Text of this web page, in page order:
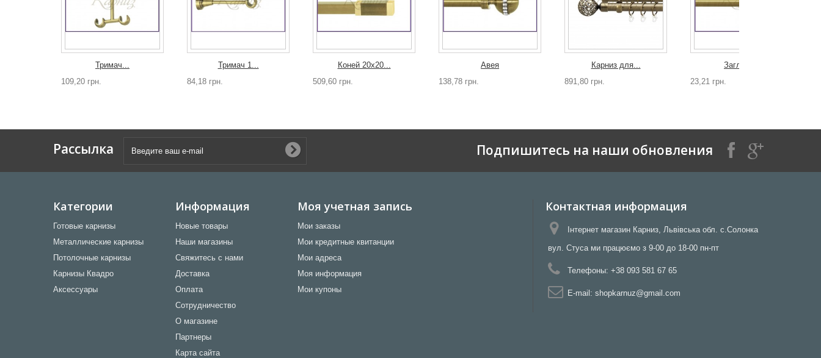
Тримач...
109,20 грн.
Тримач 1...
84,18 грн.
Коней 20х20...
509,60 грн.
Авея
138,78 грн.
Карниз для...
891,80 грн.
Заглушка
23,21 грн.
Рассылка Подпишитесь на наши обновления
Категории
Готовые карнизы
Металлические карнизы
Потолочные карнизы
Карнизы Квадро
Аксессуары
Информация
Новые товары
Наши магазины
Свяжитесь с нами
Доставка
Оплата
Сотрудничество
О магазине
Партнеры
Карта сайта
Моя учетная запись
Мои заказы
Мои кредитные квитанции
Мои адреса
Моя информация
Мои купоны
Контактная информация
Інтернет магазин Карниз, Львівська обл. с.Солонка
вул. Стуса ми працюємо з 9-00 до 18-00 пн-пт
Телефоны: +38 093 581 67 65
E-mail: shopkarnuz@gmail.com